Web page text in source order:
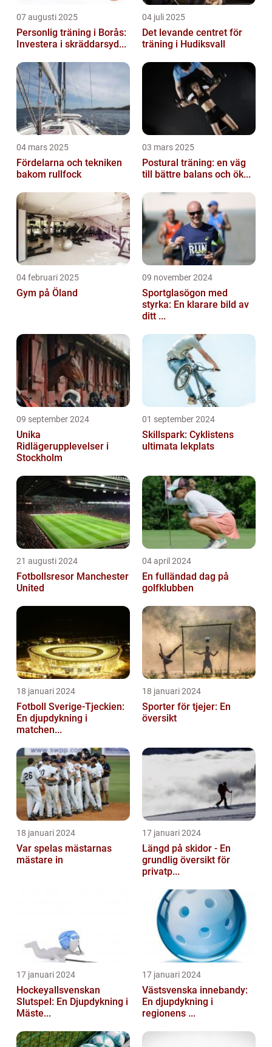
07 augusti 2025
Personlig träning i Borås:
Investera i skräddarsyd...
04 juli 2025
Det levande centret för
träning i Hudiksvall
04 mars 2025
Fördelarna och tekniken
bakom rullfock
03 mars 2025
Postural träning: en väg
till bättre balans och ök...
04 februari 2025
Gym på Öland
09 november 2024
Sportglasögon med
styrka: En klarare bild av
ditt ...
09 september 2024
Unika
Ridlägerupplevelser i
Stockholm
01 september 2024
Skillspark: Cyklistens
ultimata lekplats
21 augusti 2024
Fotbollsresor Manchester
United
04 april 2024
En fulländad dag på
golfklubben
18 januari 2024
Fotboll Sverige-Tjeckien:
En djupdykning i
matchen...
18 januari 2024
Sporter för tjejer: En
översikt
18 januari 2024
Var spelas mästarnas
mästare in
17 januari 2024
Längd på skidor - En
grundlig översikt för
privatp...
17 januari 2024
Hockeyallsvenskan
Slutspel: En Djupdykning i
Mäste...
17 januari 2024
Västsvenska innebandy:
En djupdykning i
regionens ...